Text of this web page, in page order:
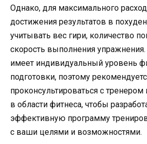
Однако, для максимального
достижения результатов в
учитывать вес гири, количество
скорость выполнения
имеет индивидуальный уровень
подготовки, поэтому
проконсультироваться с
в области фитнеса, чтобы
эффективную программу
с ваши целями и возможностями.